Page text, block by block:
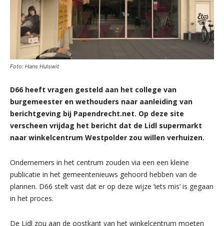
Foto: Hans Hulswit
D66 heeft vragen gesteld aan het college van
burgemeester en wethouders naar aanleiding van
berichtgeving bij Papendrecht.net. Op deze site
verscheen vrijdag het bericht dat de Lidl supermarkt
naar winkelcentrum Westpolder zou willen verhuizen.
Ondernemers in het centrum zouden via een een kleine
publicatie in het gemeentenieuws gehoord hebben van de
plannen. D66 stelt vast dat er op deze wijze ‘iets mis’ is gegaan
in het proces.
De Lidl zou aan de oostkant van het winkelcentrum moeten